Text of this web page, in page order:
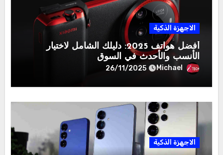
الاجهزة الذكية
أفضل هواتف 2025: دليلك الشامل لاختيار
الأنسب والأحدث في السوق
Michael
26/11/2025
الاجهزة الذكية